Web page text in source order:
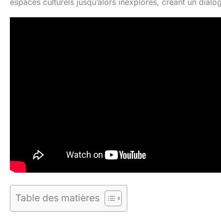
espaces culturels jusqu’alors inexplorés, créant un
Table des matières